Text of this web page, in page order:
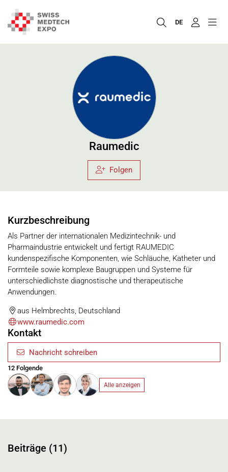
DE
Raumedic
Folgen
Kurzbeschreibung
Als Partner der internationalen Medizintechnik- und
Pharmaindustrie entwickelt und fertigt RAUMEDIC
kundenspezifische Komponenten, wie Schläuche, Katheter und
Formteile sowie komplexe Baugruppen und Systeme für
unterschiedlichste diagnostische und therapeutische
Anwendungen.
aus Helmbrechts, Deutschland
www.raumedic.com
Kontakt
Nachricht schreiben
12 Folgende
Alle anzeigen
Beiträge (11)